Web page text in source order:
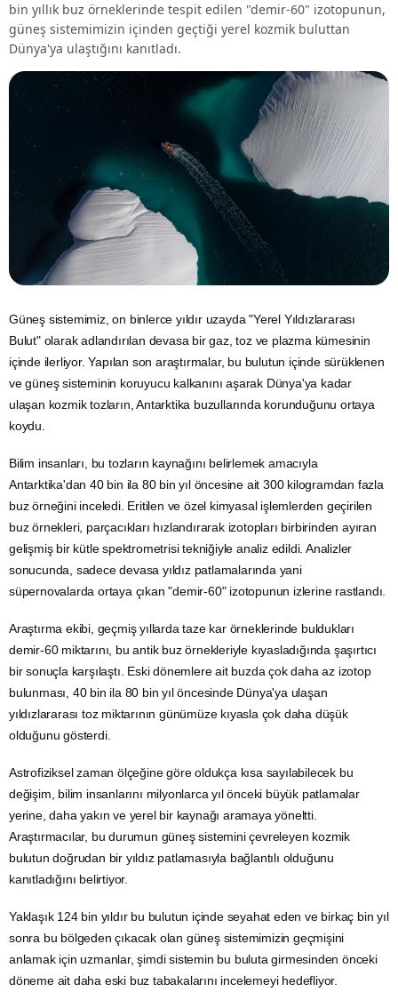
bin yıllık buz örneklerinde tespit edilen "demir-60" izotopunun,
güneş sistemimizin içinden geçtiği yerel kozmik buluttan
Dünya'ya ulaştığını kanıtladı.
Güneş sistemimiz, on binlerce yıldır uzayda "Yerel Yıldızlararası
Bulut" olarak adlandırılan devasa bir gaz, toz ve plazma kümesinin
içinde ilerliyor. Yapılan son araştırmalar, bu bulutun içinde sürüklenen
ve güneş sisteminin koruyucu kalkanını aşarak Dünya'ya kadar
ulaşan kozmik tozların,Antarktika buzullarında korunduğunu ortaya
koydu.
Bilim insanları, bu tozların kaynağını belirlemek amacıyla
Antarktika'dan 40 bin ila 80 bin yıl öncesine ait 300 kilogramdan fazla
buz örneğini inceledi. Eritilen ve özel kimyasal işlemlerden geçirilen
buz örnekleri, parçacıkları hızlandırarak izotopları birbirinden ayıran
gelişmiş bir kütle spektrometrisi tekniğiyle analiz edildi. Analizler
sonucunda, sadece devasa yıldız patlamalarında yani
süpernovalarda ortaya çıkan "demir-60" izotopunun izlerine rastlandı.
Araştırma ekibi, geçmiş yıllarda taze kar örneklerinde buldukları
demir-60 miktarını, bu antik buz örnekleriyle kıyasladığında şaşırtıcı
bir sonuçla karşılaştı. Eski dönemlere ait buzda çok daha az izotop
bulunması, 40 bin ila 80 bin yıl öncesinde Dünya'ya ulaşan
yıldızlararası toz miktarının günümüze kıyasla çok daha düşük
olduğunu gösterdi.
Astrofiziksel zaman ölçeğine göre oldukça kısa sayılabilecek bu
değişim, bilim insanlarını milyonlarca yıl önceki büyük patlamalar
yerine, daha yakın ve yerel bir kaynağı aramaya yöneltti.
Araştırmacılar, bu durumun güneş sistemini çevreleyen kozmik
bulutun doğrudan bir yıldız patlamasıyla bağlantılı olduğunu
kanıtladığını belirtiyor.
Yaklaşık 124 bin yıldır bu bulutun içinde seyahat eden ve birkaç bin yıl
sonra bu bölgeden çıkacak olan güneş sistemimizin geçmişini
anlamak için uzmanlar, şimdi sistemin bu buluta girmesinden önceki
döneme ait daha eski buz tabakalarını incelemeyi hedefliyor.